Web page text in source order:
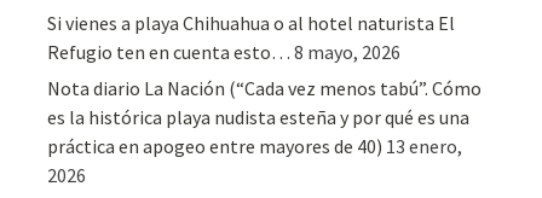
Si vienes a playa Chihuahua o al hotel naturista El
Refugio ten en cuenta esto… 8 mayo, 2026
Nota diario La Nación (“Cada vez menos tabú”. Cómo
es la histórica playa nudista esteña y por qué es una
práctica en apogeo entre mayores de 40) 13 enero,
2026